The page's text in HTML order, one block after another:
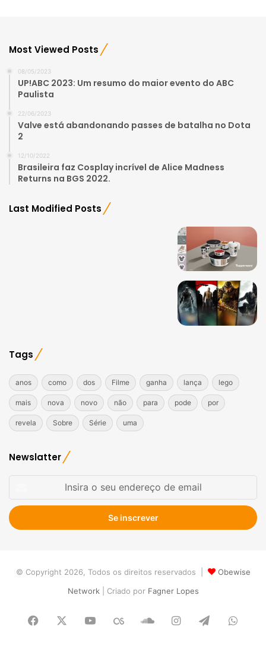
Most Viewed Posts
08/05/2023
UP!ABC 2023: Um resumo do maior evento do ABC
Paulista
22/06/2023
Valve está abandonando passes de batalha no Dota
2
12/10/2022
Brasileira faz Cosplay incrível de Alice Madness
Returns na BGS 2022.
Last Modified Posts
Tags
anos como dos Filme ganha lança lego
mais nova novo não para pode por
revela Sobre Série uma
Newslatter
seu
endereço
de
© Copyright 2026, Todos os direitos reservados |
Obewise
Network| Criado porFagner Lopes
Facebook YouTubeLast.FMSoundCloud
Instagram
Telegram